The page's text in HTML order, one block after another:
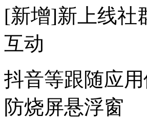
[新增]新上线社
互动
抖音等跟随应
防烧屏悬浮窗